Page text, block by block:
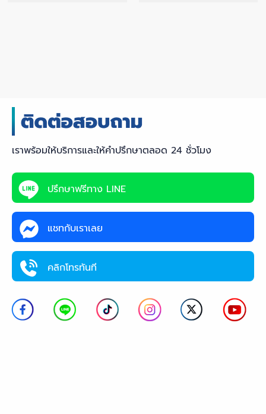
เราพร้อมให้บริการและให้คำปรึกษาตลอด 24 ชั่วโมง
ปรึกษาฟรีทาง LINE
แชทกับเราเลย
คลิกโทรทันที